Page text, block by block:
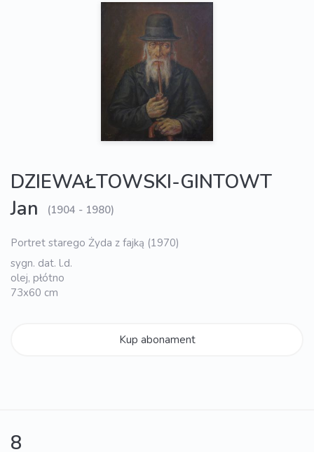
DZIEWAŁTOWSKI-GINTOWT
Jan
(1904 - 1980)
Portret starego Żyda z fajką (1970)
sygn. dat. l.d.
olej, płótno
73x60 cm
Kup abonament
8